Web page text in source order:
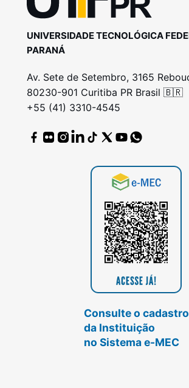
UNIVERSIDADE TECNOLÓGICA
PARANÁ
Av. Sete de Setembro, 3165
80230-901 Curitiba PR Brasil 🇧🇷
+55 (41) 3310-4545
Consulte o cadastro
da Instituição
no Sistema e-MEC